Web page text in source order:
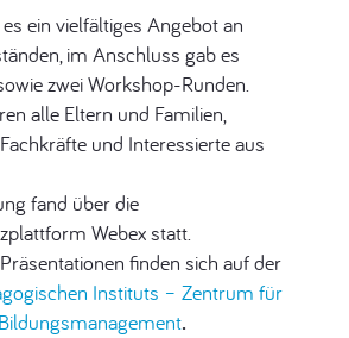
ein vielfältiges Angebot an
im Anschluss gab es
zwei Workshop-Runden.
alle Eltern und Familien,
und Interessierte aus
fand über die
Webex statt.
finden sich auf der
Instituts – Zentrum für
.